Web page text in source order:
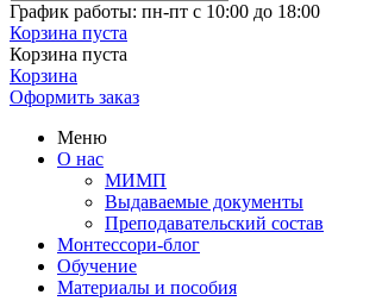
График работы: пн-пт с 10:00 до 18:00
Корзина пуста
Корзина пуста
Корзина
Оформить заказ
Меню
О нас
МИМП
Выдаваемые документы
Преподавательский состав
Монтессори-блог
Обучение
Материалы и пособия